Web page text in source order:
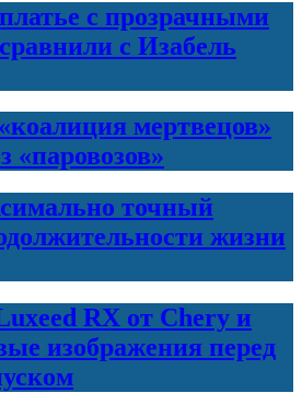
с прозрачными
с Изабель
мертвецов»
«паровозов»
точный
жизни
RX от Chery и
изображения перед